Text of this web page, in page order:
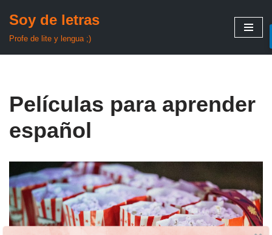
Soy de letras
Profe de lite y lengua ;)
Películas para aprender
español